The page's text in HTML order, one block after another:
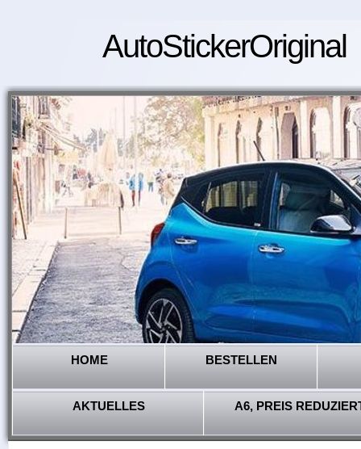
AutoStickerOriginal
HOME BESTELLEN
AKTUELLES A6, PREIS